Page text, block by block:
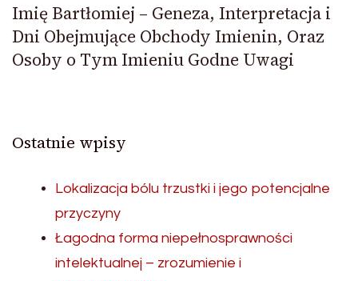
Imię Bartłomiej – Geneza, Interpretacja i
Dni Obejmujące Obchody Imienin, Oraz
Osoby o Tym Imieniu Godne Uwagi
Ostatnie wpisy
Lokalizacja bólu trzustki i jego potencjalne
przyczyny
Łagodna forma niepełnosprawności
intelektualnej – zrozumienie i